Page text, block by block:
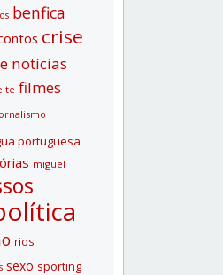
benfica
crise
notí­cias
filmes
portuguesa
miguel
rios
sexo sporting